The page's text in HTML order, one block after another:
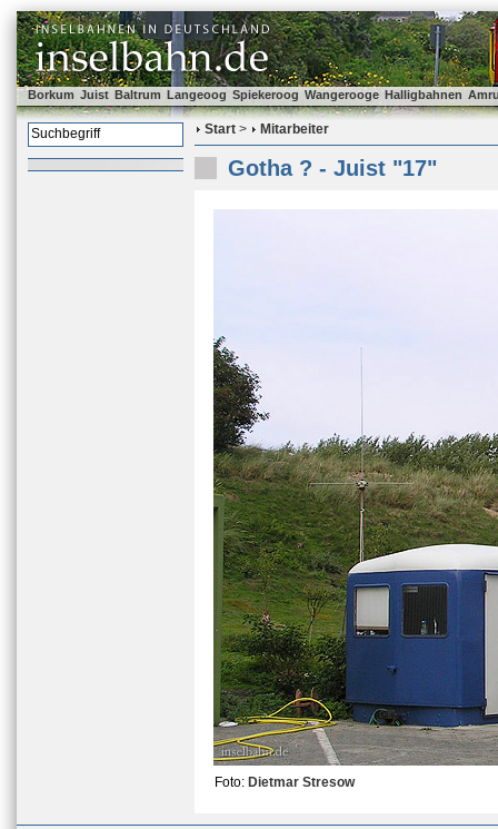
Borkum Juist Baltrum Langeoog Spiekeroog Wangerooge Halligbahnen
Start > Mitarbeiter
Gotha ? - Juist "17"
Foto: Dietmar Stresow